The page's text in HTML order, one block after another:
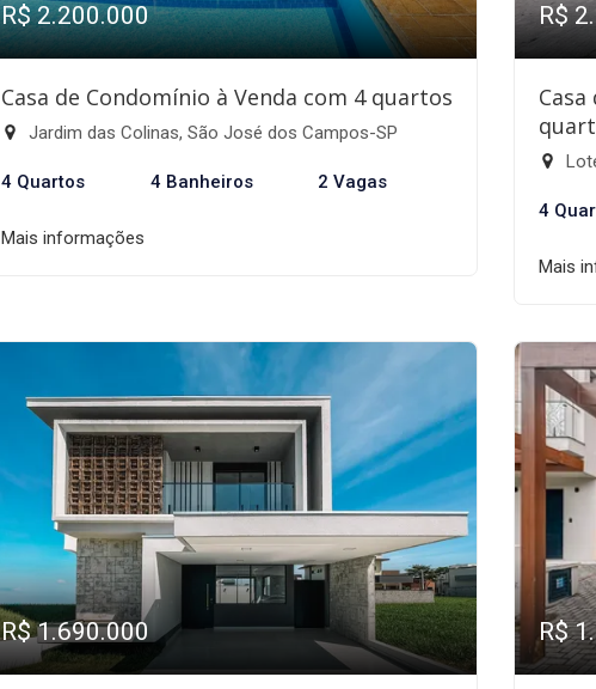
R$ 2.200.000
Casa de Condomínio à Venda com 4 quartos
Jardim das Colinas, São José dos Campos-SP
4 Quartos 4 Banheiros 2 Vagas
Mais informações
R$
4
Mais
R$ 1.690.000 R$